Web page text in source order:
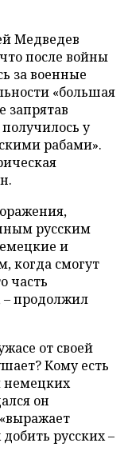
Медведев
после войны
за военные
«большая
запрятав
у
рабами».
русским
и
когда смогут
часть
– продолжил
от своей
Кому есть
немецких
он
русских –